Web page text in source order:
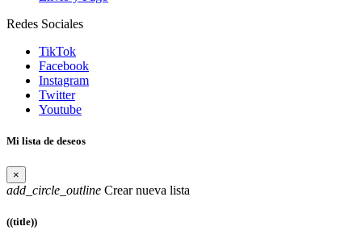
Redes Sociales
TikTok
Facebook
Instagram
Twitter
Youtube
Mi lista de deseos
×
add_circle_outline Crear nueva lista
((title))